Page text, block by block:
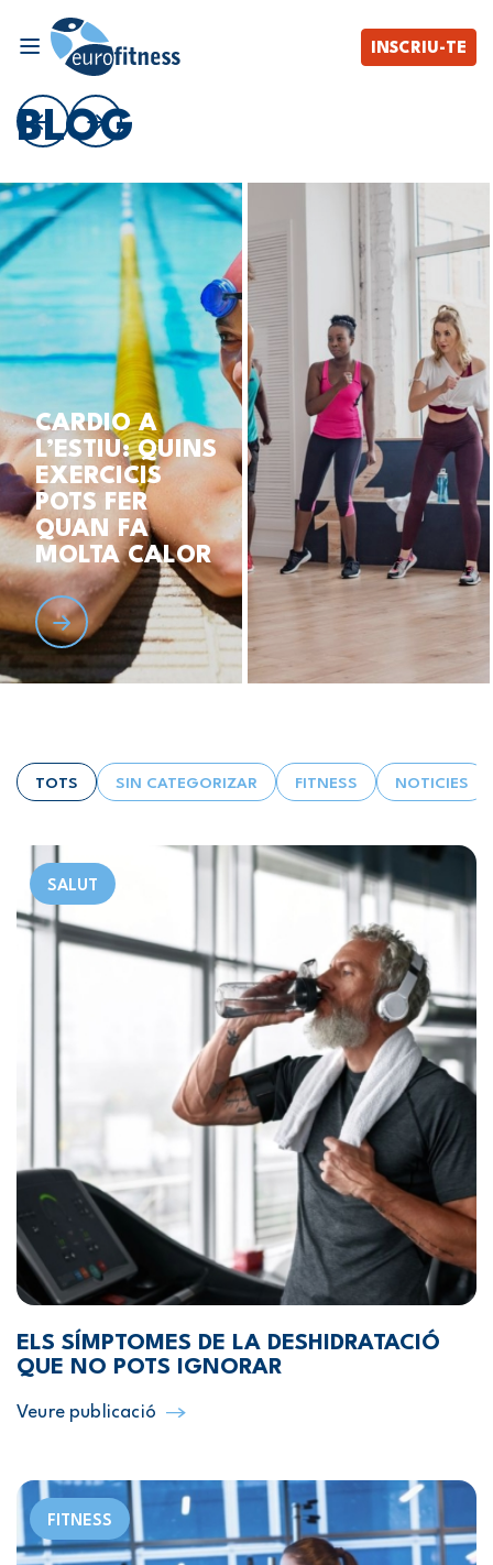
INSCRIU-TE
BLOG
CARDIO A
L’ESTIU: QUINS
EXERCICIS
POTS FER
QUAN FA
MOLTA CALOR
TOTS SIN CATEGORIZAR FITNESS NOTICIES
SALUT
ELS SÍMPTOMES DE LA DESHIDRATACIÓ
QUE NO POTS IGNORAR
Veure publicació
FITNESS